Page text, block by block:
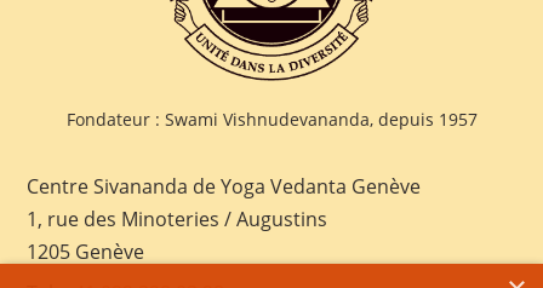
Fondateur : Swami Vishnudevananda, depuis 1957
Centre Sivananda de Yoga Vedanta Genève
1, rue des Minoteries / Augustins
1205 Genève